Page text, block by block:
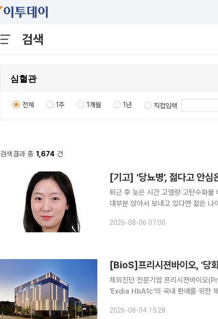
검색
전체 1주 1개월 1년 직접입력
검색결과 총 1,674 건
[기고] ‘당뇨병’, 젊다고 안심
퇴근 후 늦은 시간 고열량·고탄수화
대부분 앉아서 보내고 있다면 젊은 나이에도
21.8%는 당뇨병 전단계인 것으로 나
2026-08-06 07:00
[BioS]프리시젼바이오, '당
체외진단 전문기업 프리시젼바이
'Exdia HbA1c'의 국내 판매를 위한 제조인증을
게 됐다. 기존 임상화학 플랫폼
2026-08-04 15:28